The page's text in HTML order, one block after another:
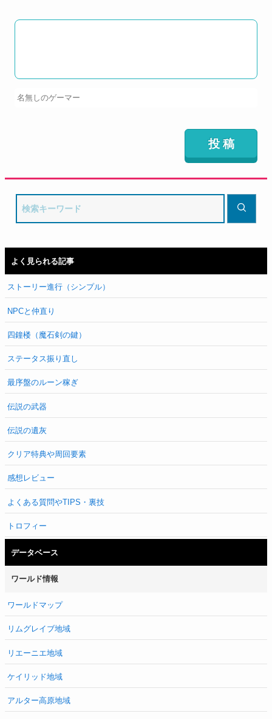
よく見られる記事
ストーリー進行（シンプル）
NPCと仲直り
四鐘楼（魔石剣の鍵）
ステータス振り直し
最序盤のルーン稼ぎ
伝説の武器
伝説の遺灰
クリア特典や周回要素
感想レビュー
よくある質問やTIPS・裏技
トロフィー
データベース
ワールド情報
ワールドマップ
リムグレイブ地域
リエーニエ地域
ケイリッド地域
アルター高原地域